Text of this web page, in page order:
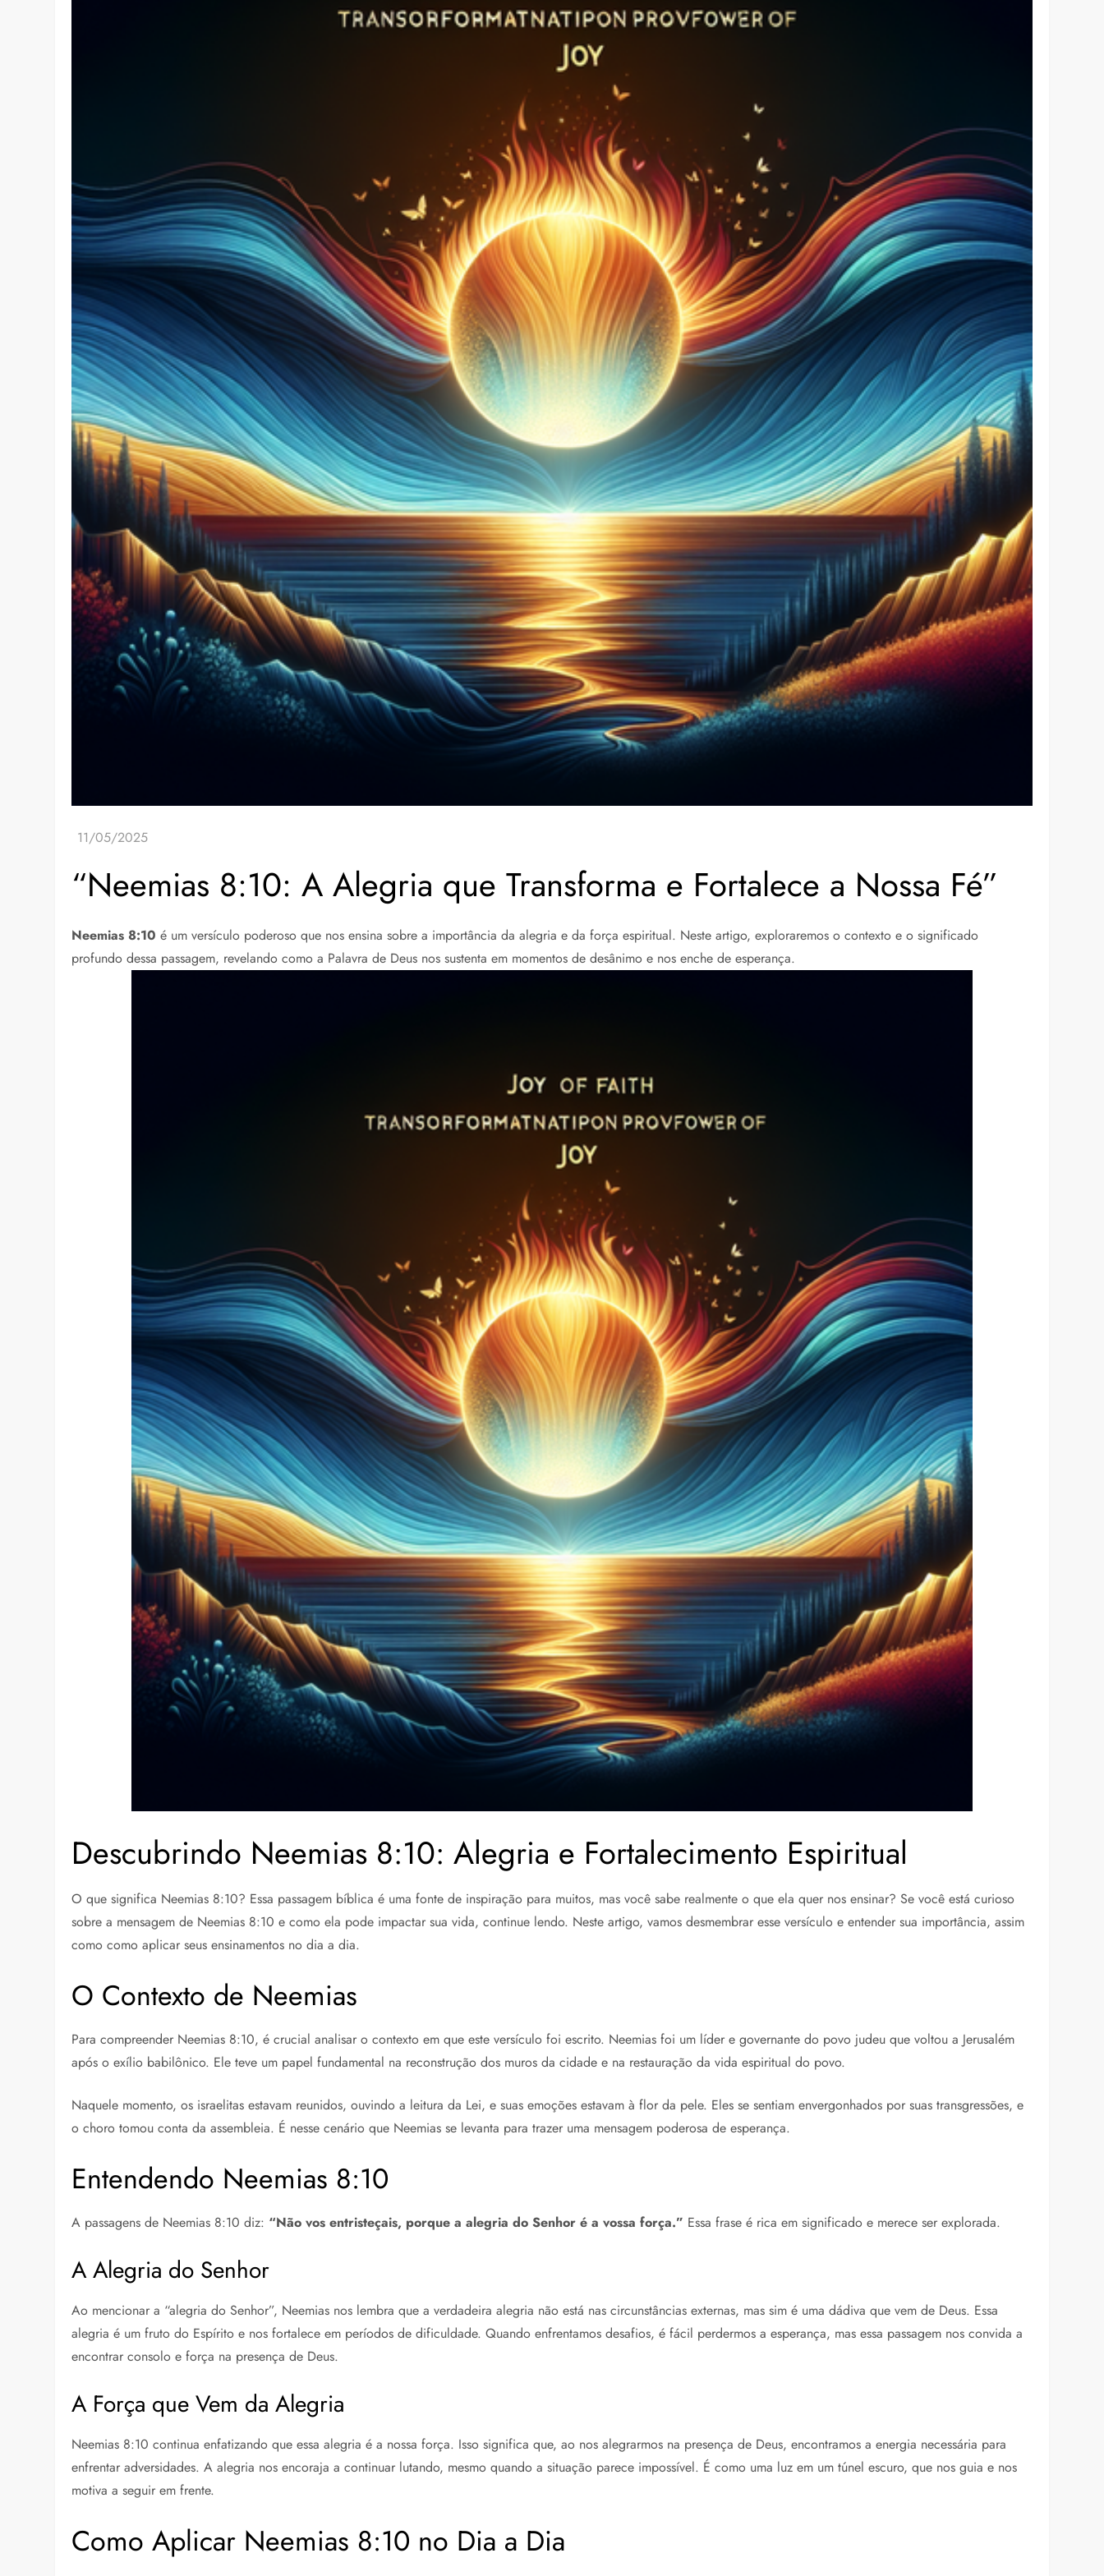
“Neemias 8:10: A Alegria que Transforma e Fortalece a Nossa Fé”
Neemias 8:10 é um versículo poderoso que nos ensina sobre a importância da alegria e da força espiritual. Neste artigo, exploraremos o contexto e o significado
profundo dessa passagem, revelando como a Palavra de Deus nos sustenta em momentos de desânimo e nos enche de esperança.
Descubrindo Neemias 8:10: Alegria e Fortalecimento Espiritual
O que significa Neemias 8:10? Essa passagem bíblica é uma fonte de inspiração para muitos, mas você sabe realmente o que ela quer nos ensinar? Se você está curioso
sobre a mensagem de Neemias 8:10 e como ela pode impactar sua vida, continue lendo. Neste artigo, vamos desmembrar esse versículo e entender sua importância, assim
como como aplicar seus ensinamentos no dia a dia.
O Contexto de Neemias
Para compreender Neemias 8:10, é crucial analisar o contexto em que este versículo foi escrito. Neemias foi um líder e governante do povo judeu que voltou a Jerusalém
após o exílio babilônico. Ele teve um papel fundamental na reconstrução dos muros da cidade e na restauração da vida espiritual do povo.
Naquele momento, os israelitas estavam reunidos, ouvindo a leitura da Lei, e suas emoções estavam à flor da pele. Eles se sentiam envergonhados por suas transgressões, e
o choro tomou conta da assembleia. É nesse cenário que Neemias se levanta para trazer uma mensagem poderosa de esperança.
Entendendo Neemias 8:10
A passagens de Neemias 8:10 diz: “Não vos entristeçais, porque a alegria do Senhor é a vossa força.” Essa frase é rica em significado e merece ser explorada.
A Alegria do Senhor
Ao mencionar a “alegria do Senhor”, Neemias nos lembra que a verdadeira alegria não está nas circunstâncias externas, mas sim é uma dádiva que vem de Deus. Essa
alegria é um fruto do Espírito e nos fortalece em períodos de dificuldade. Quando enfrentamos desafios, é fácil perdermos a esperança, mas essa passagem nos convida a
encontrar consolo e força na presença de Deus.
A Força que Vem da Alegria
Neemias 8:10 continua enfatizando que essa alegria é a nossa força. Isso significa que, ao nos alegrarmos na presença de Deus, encontramos a energia necessária para
enfrentar adversidades. A alegria nos encoraja a continuar lutando, mesmo quando a situação parece impossível. É como uma luz em um túnel escuro, que nos guia e nos
motiva a seguir em frente.
Como Aplicar Neemias 8:10 no Dia a Dia